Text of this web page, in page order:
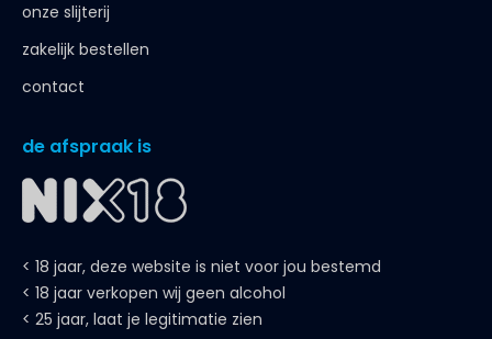
onze slijterij
zakelijk bestellen
contact
de afspraak is
< 18 jaar, deze website is niet voor jou bestemd
< 18 jaar verkopen wij geen alcohol
< 25 jaar, laat je legitimatie zien